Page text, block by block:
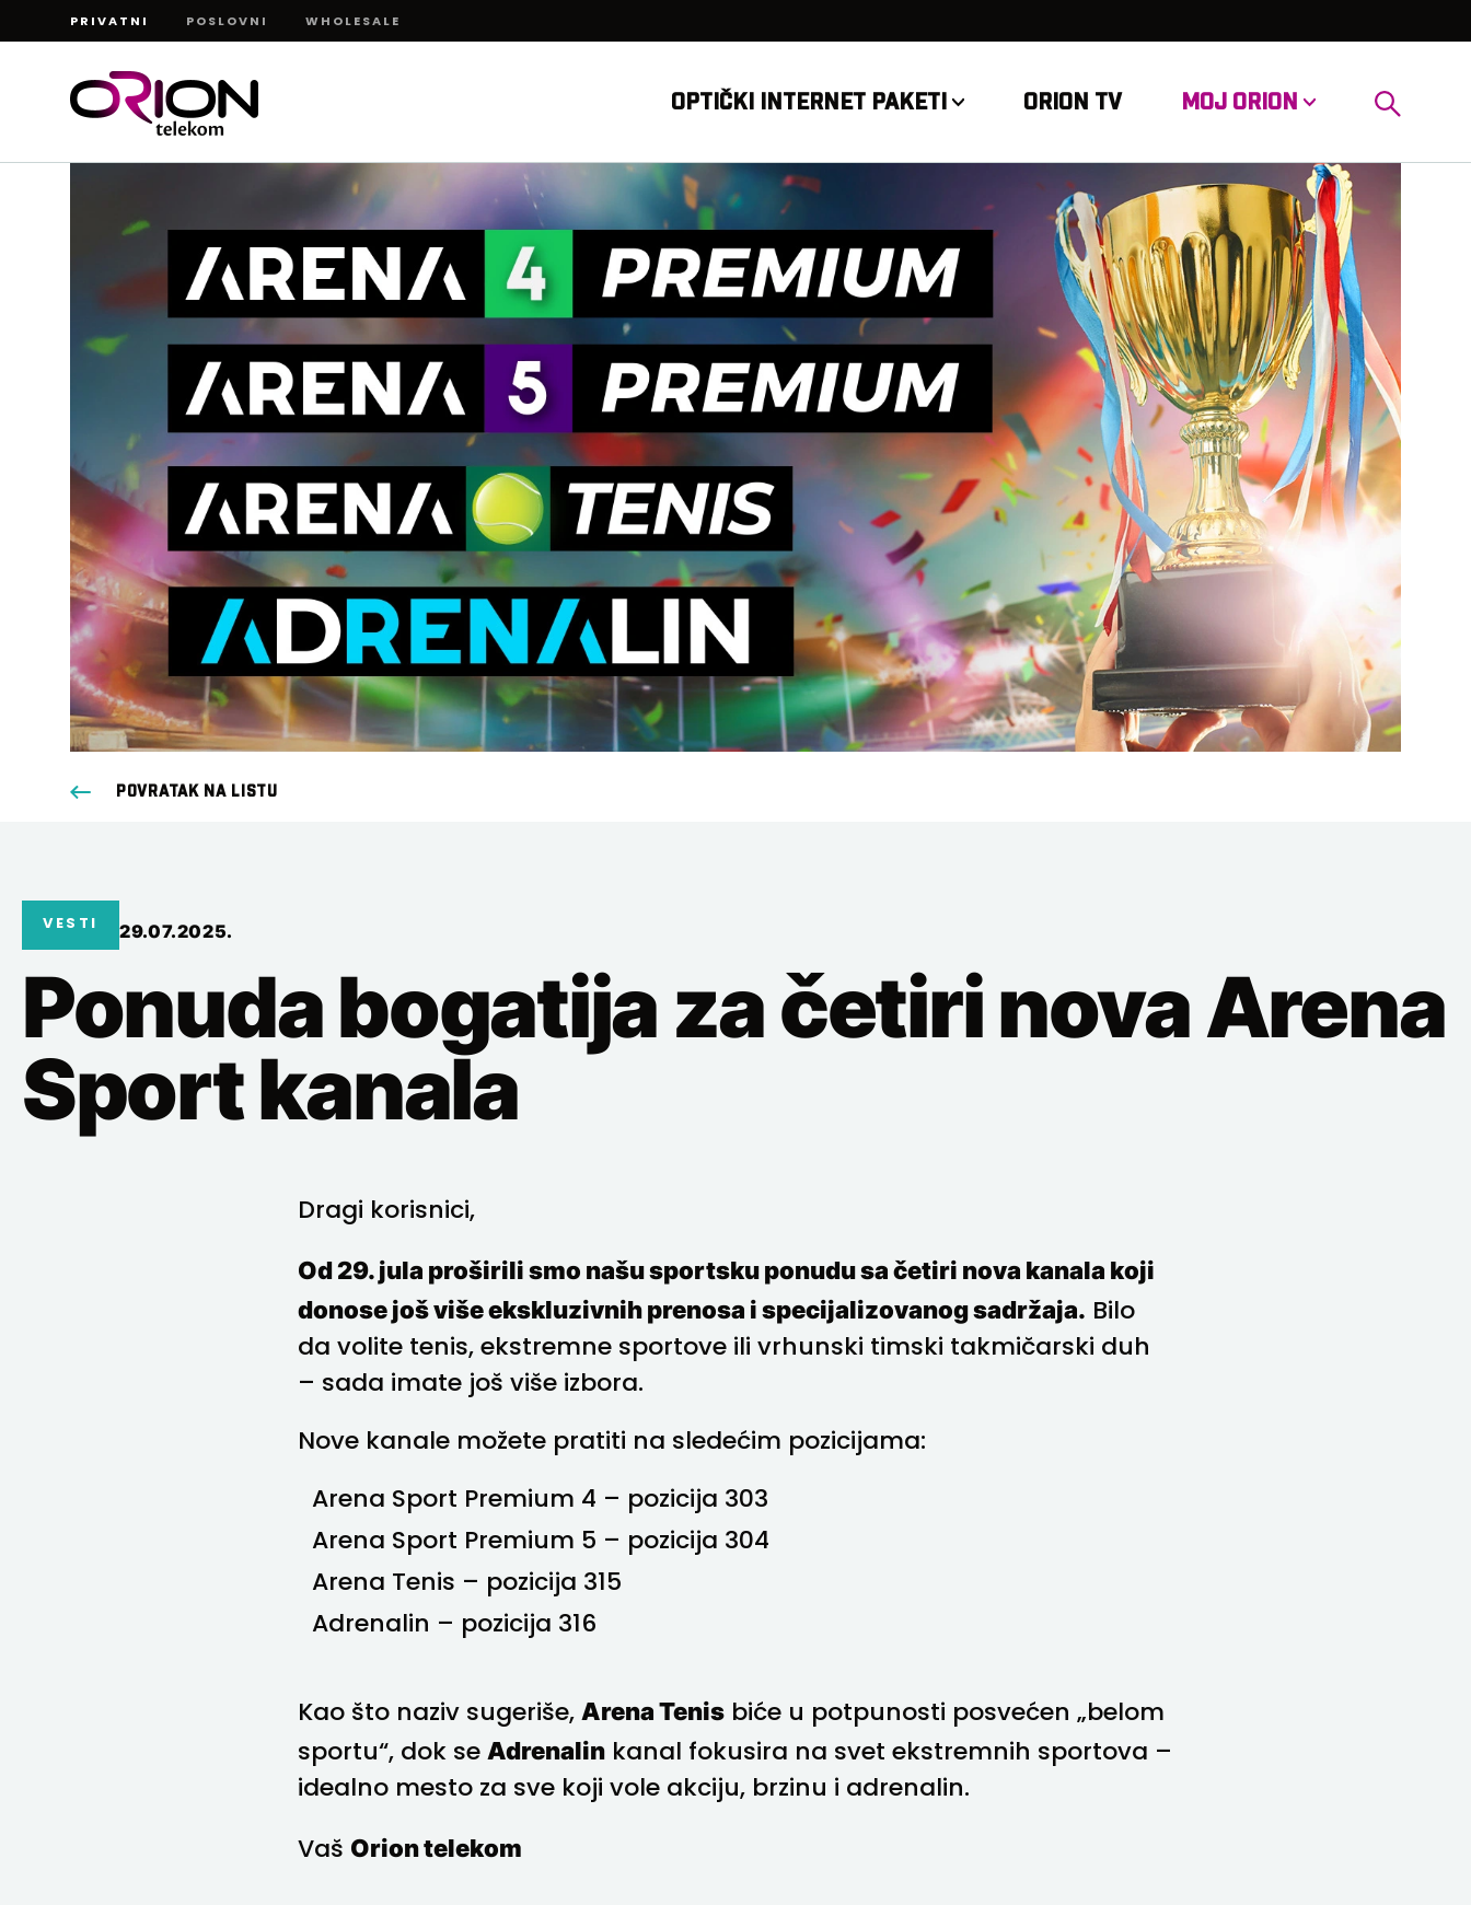
180+
PRIVATNI POSLOVNI WHOLESALE
OPTIČKI INTERNET PAKETI ORION TV MOJ ORION
POVRATAK NA LISTU
VESTI 29.07.2025.
Ponuda bogatija za četiri nova Arena
Sport kanala
Dragi korisnici,
Od 29. jula proširili smo našu sportsku ponudu sa četiri nova kanala koji
donose još više ekskluzivnih prenosa i specijalizovanog sadržaja. Bilo
da volite tenis, ekstremne sportove ili vrhunski timski takmičarski duh
– sada imate još više izbora.
Nove kanale možete pratiti na sledećim pozicijama:
Arena Sport Premium 4 – pozicija 303
Arena Sport Premium 5 – pozicija 304
Arena Tenis – pozicija 315
Adrenalin – pozicija 316
Kao što naziv sugeriše,Arena Tenis biće u potpunosti posvećen „belom
sportu“, dok seAdrenalin kanal fokusira na svet ekstremnih sportova –
idealno mesto za sve koji vole akciju, brzinu i adrenalin.
Vaš Orion telekom